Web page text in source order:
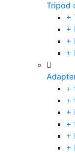
Tripod
+
+
+
+
+
+
+
+
+
+